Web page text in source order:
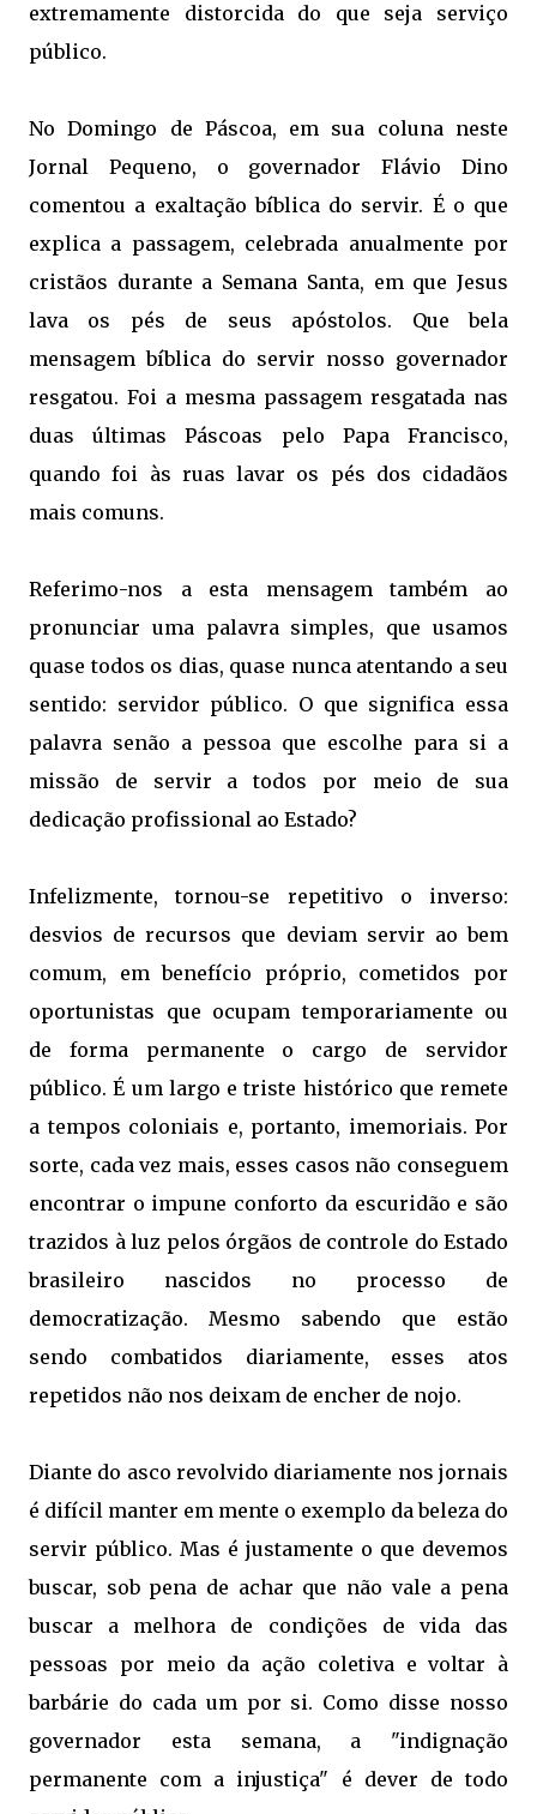
extremamente distorcida do que seja serviço
público.
No Domingo de Páscoa, em sua coluna neste
Jornal Pequeno, o governador Flávio Dino
comentou a exaltação bíblica do servir. É o que
explica a passagem, celebrada anualmente por
cristãos durante a Semana Santa, em que Jesus
lava os pés de seus apóstolos. Que bela
mensagem bíblica do servir nosso governador
resgatou. Foi a mesma passagem resgatada nas
duas últimas Páscoas pelo Papa Francisco,
quando foi às ruas lavar os pés dos cidadãos
mais comuns.
Referimo-nos a esta mensagem também ao
pronunciar uma palavra simples, que usamos
quase todos os dias, quase nunca atentando a seu
sentido: servidor público. O que significa essa
palavra senão a pessoa que escolhe para si a
missão de servir a todos por meio de sua
dedicação profissional ao Estado?
Infelizmente, tornou-se repetitivo o inverso:
desvios de recursos que deviam servir ao bem
comum, em benefício próprio, cometidos por
oportunistas que ocupam temporariamente ou
de forma permanente o cargo de servidor
público. É um largo e triste histórico que remete
a tempos coloniais e, portanto, imemoriais. Por
sorte, cada vez mais, esses casos não conseguem
encontrar o impune conforto da escuridão e são
trazidos à luz pelos órgãos de controle do Estado
brasileiro nascidos no processo de
democratização. Mesmo sabendo que estão
sendo combatidos diariamente, esses atos
repetidos não nos deixam de encher de nojo.
Diante do asco revolvido diariamente nos jornais
é difícil manter em mente o exemplo da beleza do
servir público. Mas é justamente o que devemos
buscar, sob pena de achar que não vale a pena
buscar a melhora de condições de vida das
pessoas por meio da ação coletiva e voltar à
barbárie do cada um por si. Como disse nosso
governador esta semana, a "indignação
permanente com a injustiça" é dever de todo